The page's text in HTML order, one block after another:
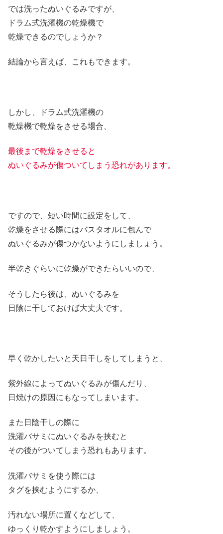
では洗ったぬいぐるみですが、
ドラム式洗濯機の乾燥機で
乾燥できるのでしょうか？
結論から言えば、これもできます。
しかし、ドラム式洗濯機の
乾燥機で乾燥をさせる場合、
最後まで乾燥をさせると
ぬいぐるみが傷ついてしまう恐れがあります。
ですので、短い時間に設定をして、
乾燥をさせる際にはバスタオルに包んで
ぬいぐるみが傷つかないようにしましょう。
半乾きぐらいに乾燥ができたらいいので、
そうしたら後は、ぬいぐるみを
日陰に干しておけば大丈夫です。
早く乾かしたいと天日干しをしてしまうと、
紫外線によってぬいぐるみが傷んだり、
日焼けの原因にもなってしまいます。
また日陰干しの際に
洗濯バサミにぬいぐるみを挟むと
その後がついてしまう恐れもあります。
洗濯バサミを使う際には
タグを挟むようにするか、
汚れない場所に置くなどして、
ゆっくり乾かすようにしましょう。